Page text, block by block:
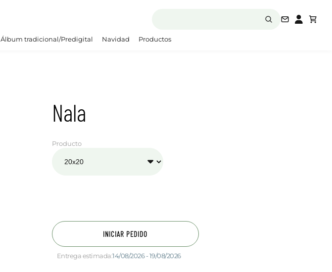
Álbum tradicional/Predigital Navidad Productos
Nala
Producto
INICIAR PEDIDO
Entrega estimada:14/08/2026 - 19/08/2026